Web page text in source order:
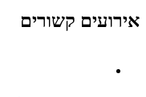
אירועים קשורים